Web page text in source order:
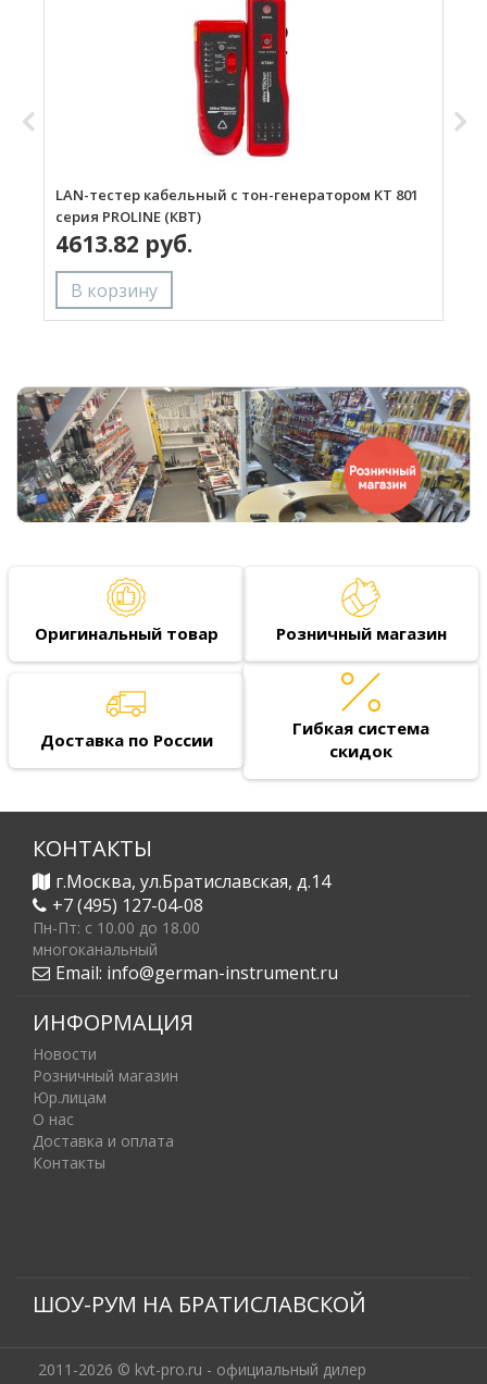
LAN-тестер кабельный с тон-генератором KT 801
серия PROLINE (КВТ)
4613.82 руб.
Оригинальный товар Розничный магазин
Доставка по России
Гибкая система
скидок
КОНТАКТЫ
г.Москва, ул.Братиславская, д.14
+7 (495) 127-04-08
Пн-Пт: c 10.00 до 18.00
многоканальный
Email: info@german-instrument.ru
ИНФОРМАЦИЯ
Новости
Розничный магазин
Юр.лицам
О нас
Доставка и оплата
Контакты
ШОУ-РУМ НА БРАТИСЛАВСКОЙ
2011-2026 © kvt-pro.ru - официальный дилер